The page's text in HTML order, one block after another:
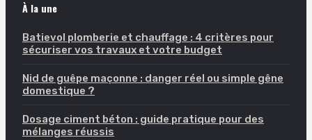
À la une
Batievol plomberie et chauffage : 4 critères pour
sécuriser vos travaux et votre budget
Nid de guêpe maçonne : danger réel ou simple gêne
domestique ?
Dosage ciment béton : guide pratique pour des
mélanges réussis